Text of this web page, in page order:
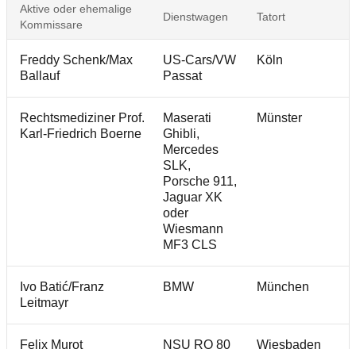
Aktive oder ehemalige
Kommissare
Dienstwagen Tatort
Freddy Schenk/Max
Ballauf
US-Cars/VW
Passat
Köln
Rechtsmediziner Prof.
Karl-Friedrich Boerne
Maserati
Ghibli,
Mercedes
SLK,
Porsche 911,
Jaguar XK
oder
Wiesmann
MF3 CLS
Münster
Ivo Batić/Franz
Leitmayr
BMW München
Felix Murot NSU RO 80
Wiesbaden